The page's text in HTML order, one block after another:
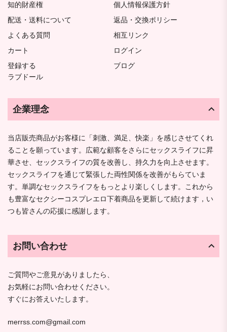
知的財産権
個人情報保護方針
配送・送料について
返品・交換ポリシー
よくある質問
相互リンク
カート
ログイン
登録する
ブログ
ラブドール
企業理念
当店販売商品がお客様に「刺激、満足、快楽」を感じさせてくれ
ることを願っています。広範な顧客をさらにセックスライフに昇
華させ、セックスライフの質を改善し、持久力を向上させます。
セックスライフを通じて緊張した両性関係を改善がもらていま
す。単調なセックスライフをもっとより楽しくします。これから
も豊富なセクシーコスプレエロ下着商品を更新して続けます，い
つも皆さんの応援に感謝します。
お問い合わせ
ご質問やご意見がありましたら、
お気軽にお問い合わせください。
すぐにお答えいたします。
merrss.com@gmail.com